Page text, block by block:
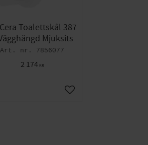
Toalettskål 387
Mjuksits
7856077
2 174KR
Lägg till i favoriter